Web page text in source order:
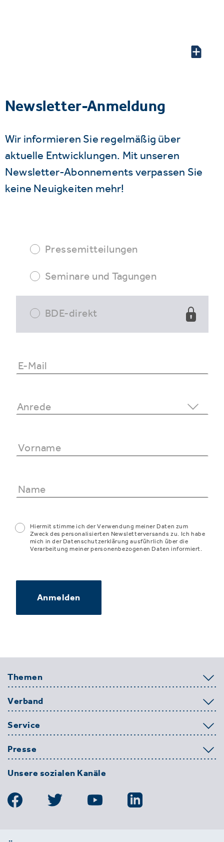
Newsletter-Anmeldung
Wir informieren Sie regelmäßig über
aktuelle Entwicklungen. Mit unseren
Newsletter-Abonnements verpassen Sie
keine Neuigkeiten mehr!
Pressemitteilungen
Seminare und Tagungen
BDE-direkt
Hiermit stimme ich der Verwendung meiner Daten zum
Zweck des personalisierten Newsletterversands zu. Ich habe
mich in der Datenschutzerklärung ausführlich über die
Verarbeitung meiner personenbezogenen Daten informiert.
Anmelden
Themen
Verband
Service
Presse
Unsere sozialen Kanäle